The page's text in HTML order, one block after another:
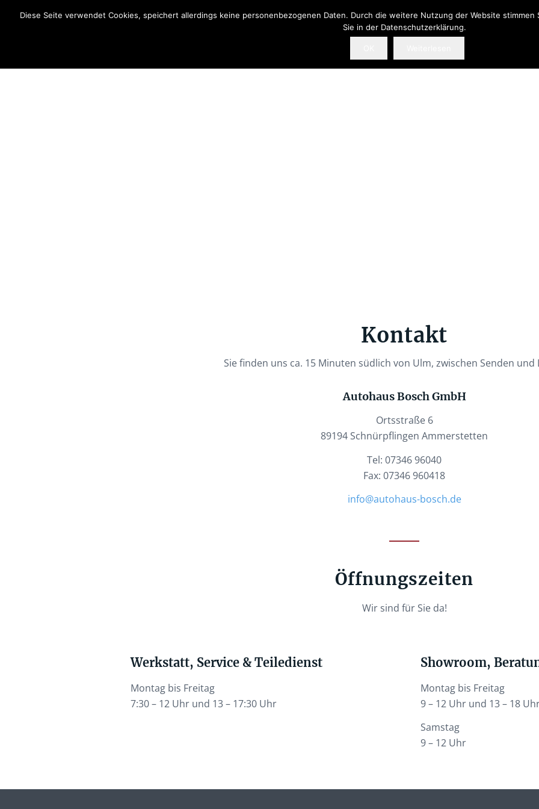
Kontakt
Sie finden uns ca. 15 Minuten südlich von Ulm, zwischen Senden und
Autohaus Bosch GmbH
Ortsstraße 6
89194 Schnürpflingen Ammerstetten
Tel: 07346 96040
Fax: 07346 960418
info@autohaus-bosch.de
Öffnungszeiten
Wir sind für Sie da!
Werkstatt, Service & Teiledienst
Montag bis Freitag
7:30 – 12 Uhr und 13 – 17:30 Uhr
Showroom,
Montag bis Freitag
9 – 12 Uhr und 13 – 18
Samstag
9 – 12 Uhr
Diese Seite verwendet Cookies, speichert allerdings keine personenbezogenen Daten. Durch die weitere Nutzung der Website
Sie in der Datenschutzerklärung.